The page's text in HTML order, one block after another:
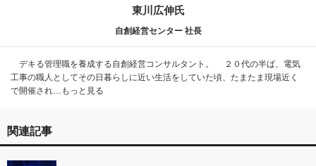
東川広伸氏
自創経営センター 社長
デキる管理職を養成する自創経営コンサルタント。 ２０代の半ば、電気
工事の職人としてその日暮らしに近い生活をしていた頃、たまたま現場近く
で開催され…もっと見る
関連記事